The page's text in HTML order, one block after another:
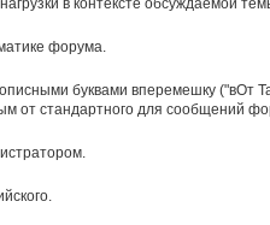
в контексте обсуждаемой
форума.
буквами вперемешку ("вОт
от стандартного для сообщений